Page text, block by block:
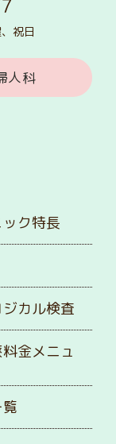
祝日
人科
ク特長
カル検査
金メニュ